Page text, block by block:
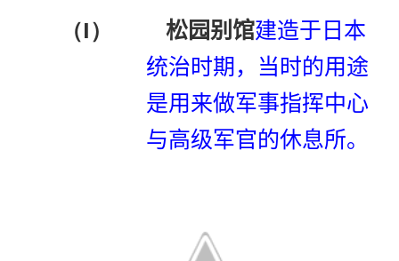
（I） 松园别馆建造于日本
统治时期，当时的用途
是用来做军事指挥中心
与高级军官的休息所。